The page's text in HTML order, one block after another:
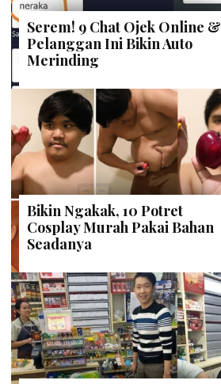
Serem! 9 Chat Ojek Online &
Pelanggan Ini Bikin Auto
Merinding
Bikin Ngakak, 10 Potret
Cosplay Murah Pakai Bahan
Seadanya